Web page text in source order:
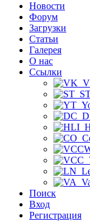
Новости
Форум
Загрузки
Статьи
Галерея
О нас
Ссылки
Поиск
Вход
Регистрация